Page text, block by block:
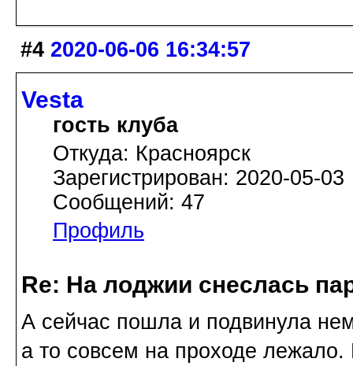
#4 2020-06-06 16:34:57
Vesta
гость клуба
Откуда: Красноярск
Зарегистрирован: 2020-05-03
Сообщений: 47
Профиль
Re: На лоджии снеслась
А сейчас пошла и подвинула
а то совсем на проходе лежало.